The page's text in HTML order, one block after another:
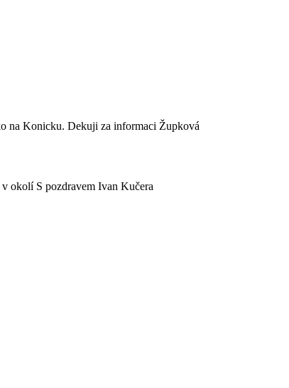
na Konicku. Dekuji za informaci Župková
okolí S pozdravem Ivan Kučera